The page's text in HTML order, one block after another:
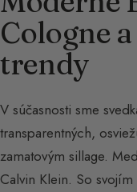
Cologne
trendy
V súčasnosti sme
transparentných,
zamatovým sillage.
Calvin Klein. So